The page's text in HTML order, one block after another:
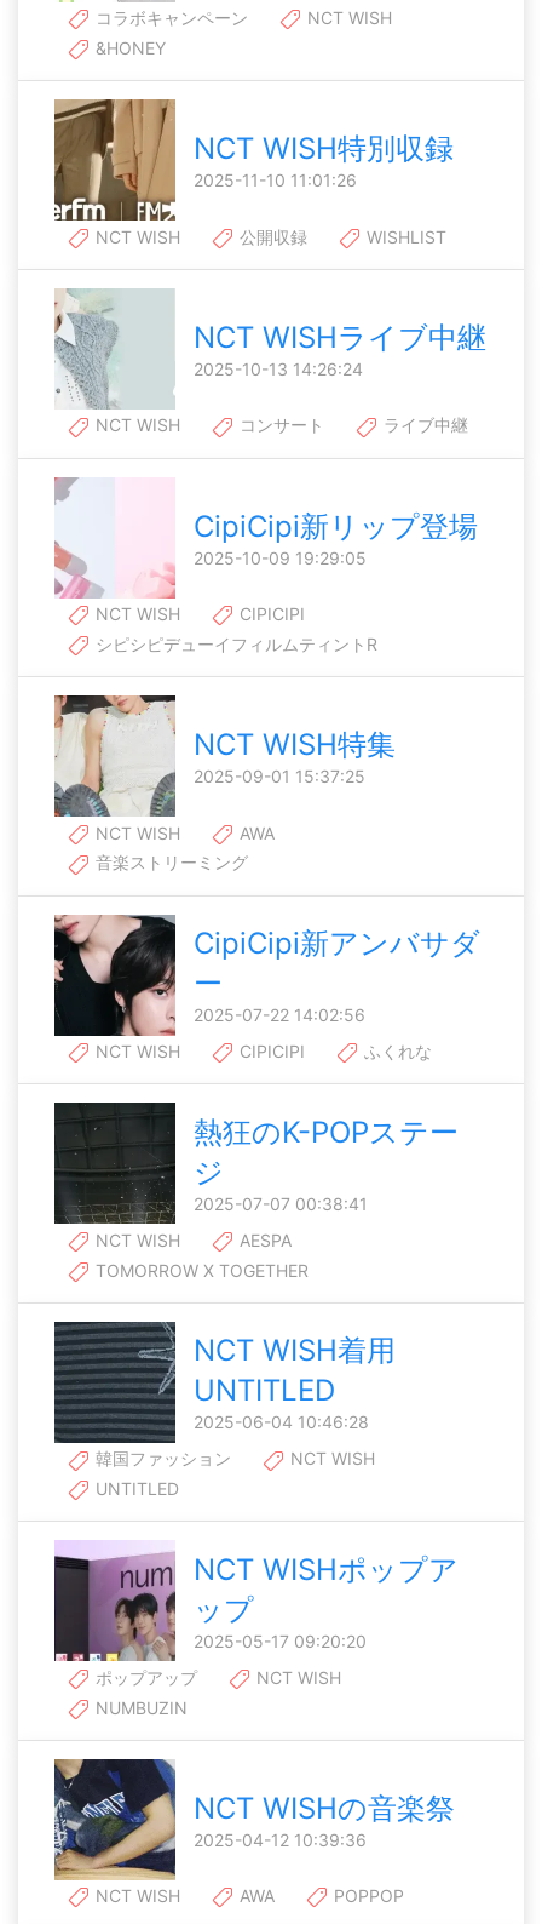
コラボキャンペーン
NCT WISH
&HONEY
NCT WISH特別収録
2025-11-10 11:01:26
NCT WISH 公開収録 WISHLIST
NCT WISHライブ中継
2025-10-13 14:26:24
NCT WISH コンサート ライブ中継
CipiCipi新リップ登場
2025-10-09 19:29:05
NCT WISH
CIPICIPI
シピシピデューイフィルムティントR
NCT WISH特集
2025-09-01 15:37:25
NCT WISH
AWA
音楽ストリーミング
CipiCipi新アンバサダ
ー
2025-07-22 14:02:56
NCT WISH
CIPICIPI ふくれな
熱狂のK-POPステー
ジ
2025-07-07 00:38:41
NCT WISH
AESPA
TOMORROW X TOGETHER
NCT WISH着用
UNTITLED
2025-06-04 10:46:28
韓国ファッション
NCT WISH
UNTITLED
NCT WISHポップア
ップ
2025-05-17 09:20:20
ポップアップ
NCT WISH
NUMBUZIN
NCT WISHの音楽祭
2025-04-12 10:39:36
NCT WISH AWA POPPOP